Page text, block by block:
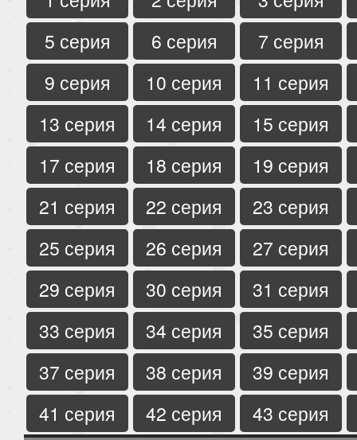
5 серия
6 серия
7 серия
9 серия
10 серия
11 серия
13 серия
14 серия
15 серия
17 серия
18 серия
19 серия
21 серия
22 серия
23 серия
25 серия
26 серия
27 серия
29 серия
30 серия
31 серия
33 серия
34 серия
35 серия
37 серия
38 серия
39 серия
41 серия
42 серия
43 серия